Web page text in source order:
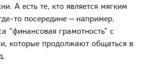
А есть те, кто является мягким
то посередине — например,
“финансовая грамотность” с
которые продолжают общаться в